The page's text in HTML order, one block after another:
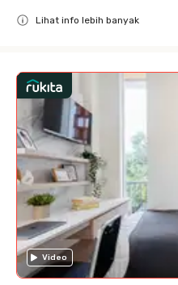
Lihat info lebih banyak
Video